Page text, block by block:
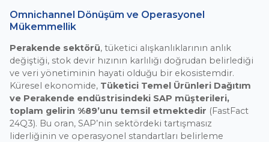
Omnichannel Dönüşüm ve Operasyonel
Mükemmellik
Perakende sektörü, tüketici alışkanlıklarının anlık
değiştiği, stok devir hızının karlılığı doğrudan belirlediği
ve veri yönetiminin hayati olduğu bir ekosistemdir.
Küresel ekonomide, Tüketici Temel Ürünleri Dağıtım
ve Perakende endüstrisindeki SAP müşterileri,
toplam gelirin %89’unu temsil etmektedir (FastFact
24Q3). Bu oran, SAP’nin sektördeki tartışmasız
liderliğinin ve operasyonel standartları belirleme